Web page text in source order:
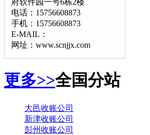
府软件园一号6栋2楼
电话：15756608873
手机：15756608873
E-MAIL：
网址：www.scnjjx.com
更多>>全国分站
大邑收账公司
新津收账公司
彭州收账公司